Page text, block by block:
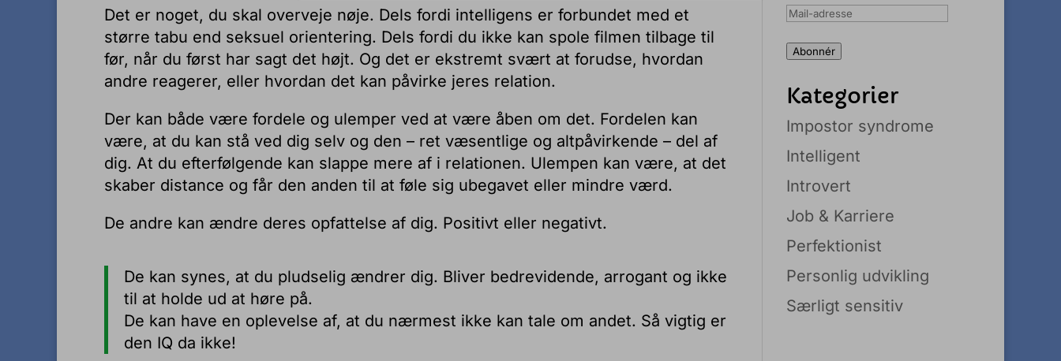
Det er noget, du skal overveje nøje. Dels fordi intelligens er forbundet med et
større tabu end seksuel orientering. Dels fordi du ikke kan spole filmen tilbage til
før, når du først har sagt det højt. Og det er ekstremt svært at forudse, hvordan
andre reagerer, eller hvordan det kan påvirke jeres relation.
Der kan både være fordele og ulemper ved at være åben om det. Fordelen kan
være, at du kan stå ved dig selv og den – ret væsentlige og altpåvirkende – del af
dig. At du efterfølgende kan slappe mere af i relationen. Ulempen kan være, at det
skaber distance og får den anden til at føle sig ubegavet eller mindre værd.
De andre kan ændre deres opfattelse af dig. Positivt eller negativt.
De kan synes, at du pludselig ændrer dig. Bliver bedrevidende, arrogant og ikke
til at holde ud at høre på.
De kan have en oplevelse af, at du nærmest ikke kan tale om andet. Så vigtig er
den IQ da ikke!
Mail-
Abonnér
Kategorier
Impostor syndrome
Intelligent
Introvert
Job & Karriere
Perfektionist
Personlig udvikling
Særligt sensitiv